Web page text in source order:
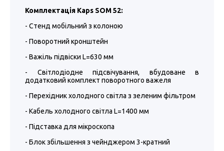
Комплектація Kaps SOM 52:
- Стенд мобільний з колоною
- Поворотний кронштейн
- Важіль підвіски L=630 мм
- Світлодіодне підсвічування, вбудоване в
додатковий комплект поворотного важеля
- Перехідник холодного світла з зеленим фільтром
- Кабель холодного світла L=1400 мм
- Підставка для мікроскопа
- Блок збільшення з чейнджером 3-кратний